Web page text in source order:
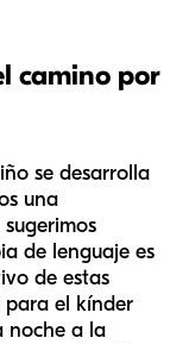
camino por
se desarrolla
una
de lenguaje es
de estas
el kínder
noche a la